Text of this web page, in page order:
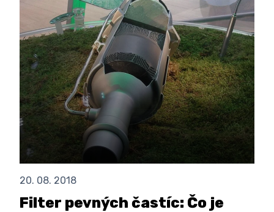
20. 08. 2018
Filter pevných častíc: Čo je